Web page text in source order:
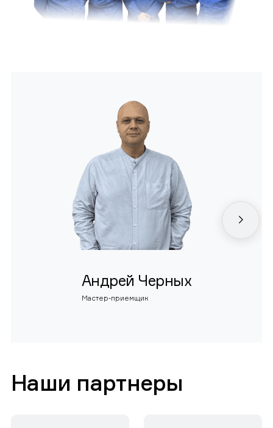
Андрей Черных
Мастер-приемщик
Наши партнеры